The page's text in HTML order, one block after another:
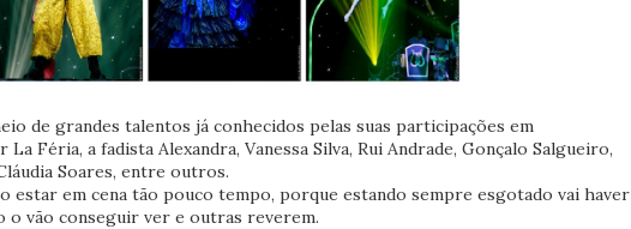
de grandes talentos já conhecidos pelas suas participações em
Féria, a fadista Alexandra, Vanessa Silva, Rui Andrade, Gonçalo Salgueiro,
Soares, entre outros.
estar em cena tão pouco tempo, porque estando sempre esgotado vai haver
o vão conseguir ver e outras reverem.